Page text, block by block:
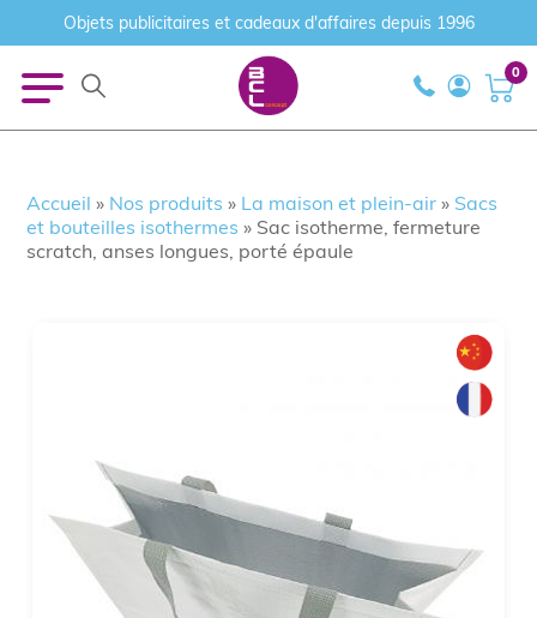
Objets publicitaires et cadeaux d'affaires depuis 1996
0
Accueil » Nos produits » La maison et plein-air » Sacs
et bouteilles isothermes » Sac isotherme, fermeture
scratch, anses longues, porté épaule